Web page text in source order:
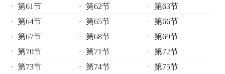
第61节
第62节
第63节
第64节
第65节
第66节
第67节
第68节
第69节
第70节
第71节
第72节
第73节
第74节
第75节